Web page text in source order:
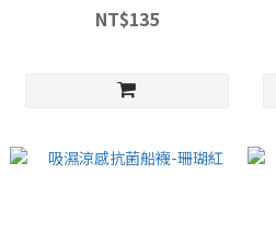
NT$135